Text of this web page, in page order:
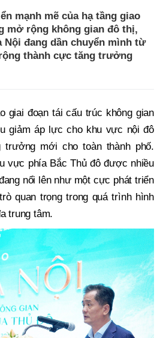
mạnh mẽ của hạ tầng giao
mở rộng không gian đô thị,
Nội đang dần chuyển mình từ
thành cực tăng trưởng
giai đoạn tái cấu trúc không gian
giảm áp lực cho khu vực nội đô
mới cho toàn thành phố.
vực phía Bắc Thủ đô được nhiều
nổi lên như một cực phát triển
quan trọng trong quá trình hình
trung tâm.